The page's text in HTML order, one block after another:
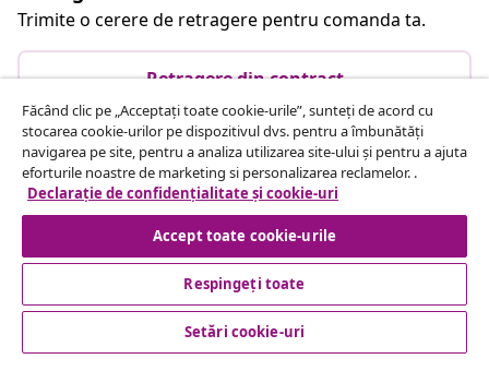
Retragere din contract
Trimite o cerere de retragere pentru comanda ta.
Retragere din contract
Serviciu clienți
Business
Făcând clic pe „Acceptați toate cookie-urile”, sunteți de acord cu
stocarea cookie-urilor pe dispozitivul dvs. pentru a îmbunătăți
navigarea pe site, pentru a analiza utilizarea site-ului și pentru a ajuta
eforturile noastre de marketing si personalizarea reclamelor. .
Declarație de confidențialitate și cookie-uri
Accept toate cookie-urile
Respingeți toate
Setări cookie-uri